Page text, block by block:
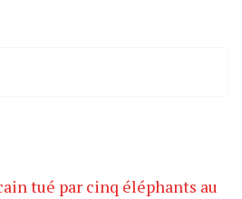
tué par cinq éléphants au